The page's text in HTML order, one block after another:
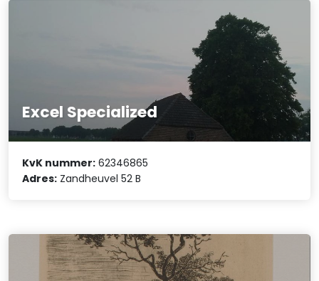
Excel Specialized
KvK nummer: 62346865
Adres: Zandheuvel 52 B